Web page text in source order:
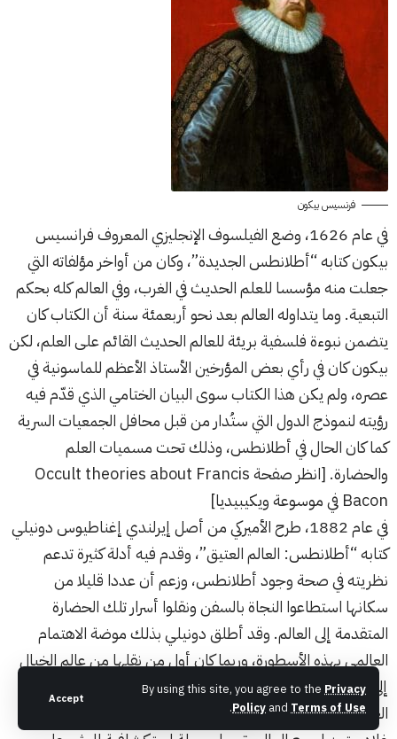
By using this site, you agree to the Privacy
Policy and Terms of Use
.
Accept
فرنسيس بيكون
في عام 1626، وضع الفيلسوف الإنجليزي المعروف فرانسيس
بيكون كتابه “أطلانطس الجديدة”، وكان من أواخر مؤلفاته التي
جعلت منه مؤسسا للعلم الحديث في الغرب، وفي العالم كله بحكم
التبعية. وما يتداوله العالم بعد نحو أربعمئة سنة أن الكتاب كان
يتضمن نبوءة فلسفية بريئة للعالم الحديث القائم على العلم، لكن
بيكون كان في رأي بعض المؤرخين الأستاذ الأعظم للماسونية في
عصره، ولم يكن هذا الكتاب سوى البيان الختامي الذي قدّم فيه
رؤيته لنموذج الدول التي ستُدار من قبل محافل الجمعيات السرية
كما كان الحال في أطلانطس، وذلك تحت مسميات العلم
والحضارة. [انظر صفحة Occult theories about Francis
Bacon في موسوعة ويكيبيديا]
في عام 1882، طرح الأميركي من أصل إيرلندي إغناطيوس دونيلي
كتابه “أطلانطس: العالم العتيق”، وقدم فيه أدلة كثيرة تدعم
نظريته في صحة وجود أطلانطس، وزعم أن عددا قليلا من
سكانها استطاعوا النجاة بالسفن ونقلوا أسرار تلك الحضارة
المتقدمة إلى العالم. وقد أطلق دونيلي بذلك موضة الاهتمام
العالمي بهذه الأسطورة، وربما كان أول من نقلها من عالم الخيال
إلى الأوساط الجادة لتداعب أحلام الكثيرين، كما تأثر بالكتاب
العديد من السياسيين، حتى تحمس رئيس وزراء بريطانيا ويليام